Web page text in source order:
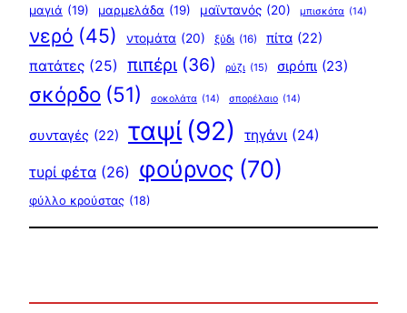
μαγιά (19) μαρμελάδα (19) μαϊντανός (20) μπισκότα (14)
νερό (45) ντομάτα (20) ξύδι (16) πίτα (22)
πατάτες (25) πιπέρι (36) ρύζι (15) σιρόπι (23)
σκόρδο (51) σοκολάτα (14) σπορέλαιο (14)
συνταγές (22) ταψί (92) τηγάνι (24)
τυρί φέτα (26) φούρνος (70)
φύλλο κρούστας (18)